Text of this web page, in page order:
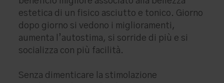
estetica di un fisico asciutto e tonico. Giorno
dopo giorno si vedono i miglioramenti,
aumenta l’autostima, si sorride di più e si
socializza con più facilità.
Senza dimenticare la stimolazione